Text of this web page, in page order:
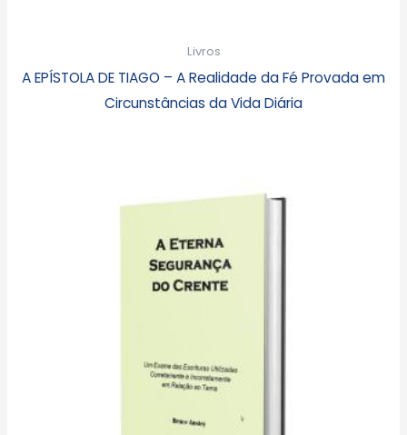
Livros
A EPÍSTOLA DE TIAGO – A Realidade da Fé Provada em
Circunstâncias da Vida Diária